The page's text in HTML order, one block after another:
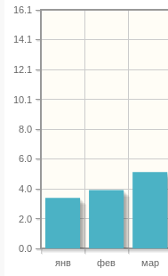
янв фев мар
0.0
2.0
4.0
6.0
8.0
10.1
12.1
14.1
16.1